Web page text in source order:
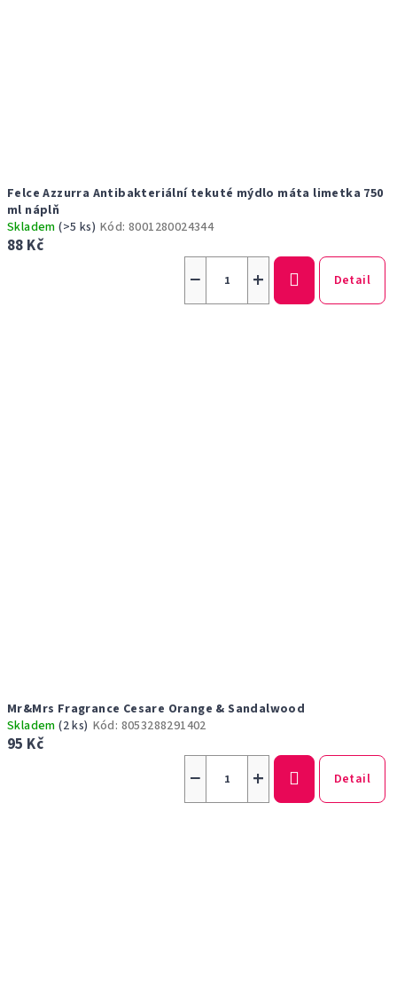
Felce Azzurra Antibakteriální tekuté mýdlo máta limetka 750
ml náplň
Skladem(>5 ks) Kód:8001280024344
88 Kč
+
− Detail
Mr&Mrs Fragrance Cesare Orange & Sandalwood
Skladem(2 ks) Kód: 8053288291402
95 Kč
+
− Detail